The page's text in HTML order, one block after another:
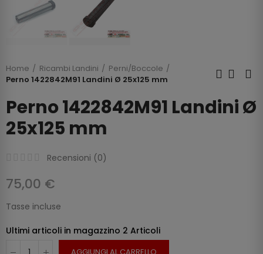
Home Ricambi Landini
Perni/Boccole
Perno 1422842M91 Landini Ø 25x125 mm
Perno 1422842M91 Landini Ø
25x125 mm
Recensioni (0)
75,00 €
Tasse incluse
Ultimi articoli in magazzino 2 Articoli